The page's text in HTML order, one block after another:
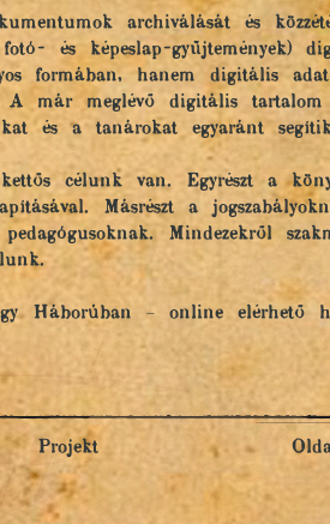
archiválását és
és képeslap-gyűjtemények)
formában, hanem digitális
A már meglévő digitális tartalom
és a tanárokat egyaránt
célunk van. Egyrészt a
Másrészt a
Mindezekről
Háborúban – online elérhető
Projekt